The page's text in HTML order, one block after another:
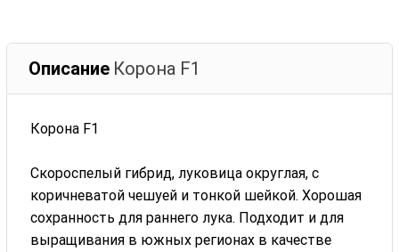
Описание Корона F1
Корона F1
Скороспелый гибрид, луковица округлая, с
коричневатой чешуей и тонкой шейкой. Хорошая
сохранность для раннего лука. Подходит и для
выращивания в южных регионах в качестве